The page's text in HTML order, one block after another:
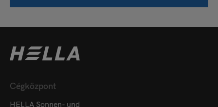
Cégközpont
HELLA Sonnen- und